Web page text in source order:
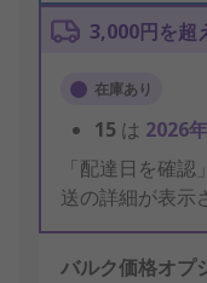
3,000円を超
在庫あり
15 は 2026
「配達日を確
送の詳細が表示
バルク価格オプ